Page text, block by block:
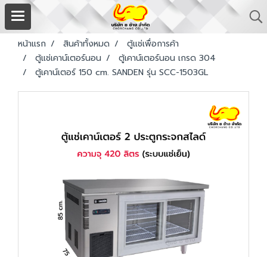
หน้าแรก สินค้าทั้งหมด
ตู้แช่เพื่อการค้า
ตู้แช่เคาน์เตอร์นอน
ตู้เคาน์เตอร์นอน เกรด 304
ตู้เคาน์เตอร์ 150 cm. SANDEN รุ่น SCC-1503GL